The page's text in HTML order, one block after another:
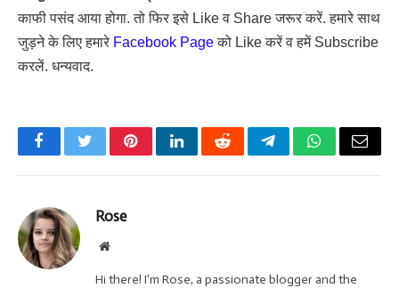
काफी पसंद आया होगा. तो फिर इसे Like व Share जरूर करें. हमारे साथ
जुड़ने के लिए हमारे Facebook Pageको Like करें व हमें Subscribe
करलें. धन्यवाद.
FacebookTwitterPinterestLinkedInRedditTelegramWhatsApp
Email
Rose
Website
Hi there! I'm Rose, a passionate blogger and the